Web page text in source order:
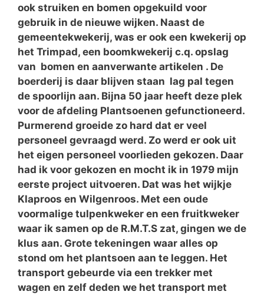
ook struiken en bomen opgekuild voor
gebruik in de nieuwe wijken. Naast de
gemeentekwekerij, was er ook een kwekerij op
het Trimpad, een boomkwekerij c.q. opslag
van bomen en aanverwante artikelen . De
boerderij is daar blijven staan lag pal tegen
de spoorlijn aan. Bijna 50 jaar heeft deze plek
voor de afdeling Plantsoenen gefunctioneerd.
Purmerend groeide zo hard dat er veel
personeel gevraagd werd. Zo werd er ook uit
het eigen personeel voorlieden gekozen. Daar
had ik voor gekozen en mocht ik in 1979 mijn
eerste project uitvoeren. Dat was het wijkje
Klaproos en Wilgenroos. Met een oude
voormalige tulpenkweker en een fruitkweker
waar ik samen op de R.M.T.S zat, gingen we de
klus aan. Grote tekeningen waar alles op
stond om het plantsoen aan te leggen. Het
transport gebeurde via een trekker met
wagen en zelf deden we het transport met